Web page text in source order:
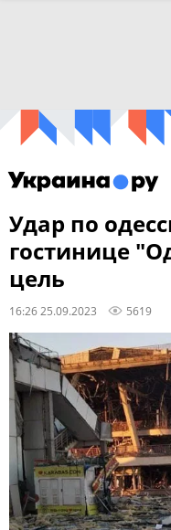
Удар по
гостинице
цель
16:26 25.09.2023 5619